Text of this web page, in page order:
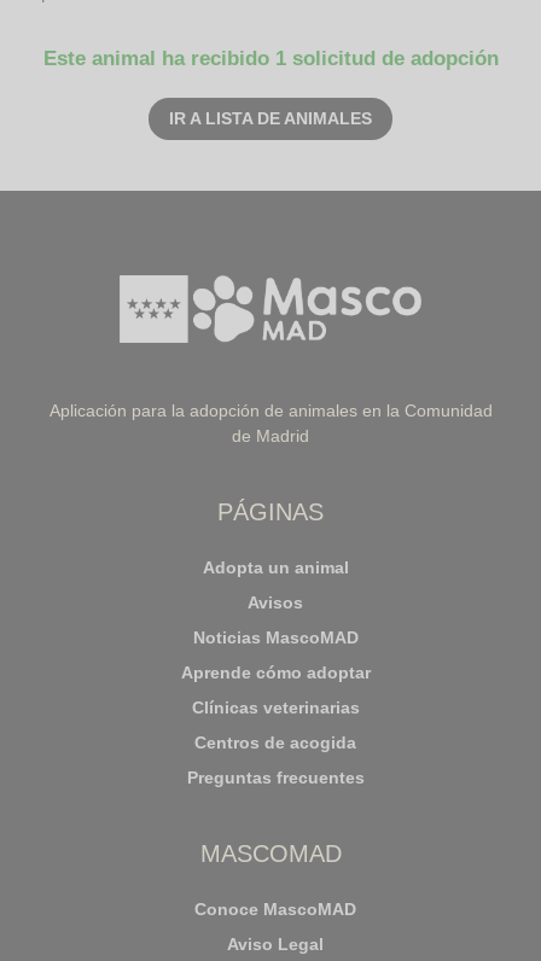
Este animal ha recibido 1 solicitud de adopción
IR A LISTA DE ANIMALES
Aplicación para la adopción de animales en la Comunidad
de Madrid
PÁGINAS
Adopta un animal
Avisos
Noticias MascoMAD
Aprende cómo adoptar
Clínicas veterinarias
Centros de acogida
Preguntas frecuentes
MASCOMAD
Conoce MascoMAD
Aviso Legal